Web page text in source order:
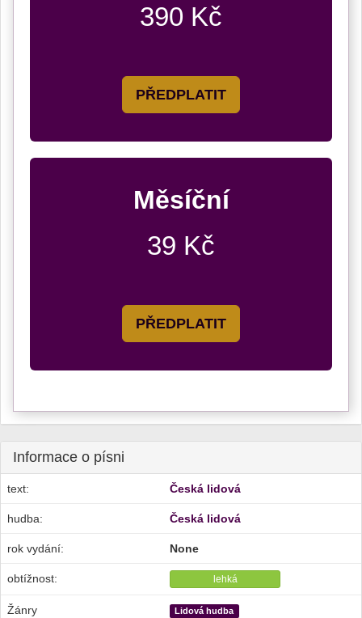
390 Kč
PŘEDPLATIT
Měsíční
39 Kč
PŘEDPLATIT
Informace o písni
text: Česká lidová
hudba: Česká lidová
rok vydání: None
obtížnost: lehká
Žánry Lidová hudba